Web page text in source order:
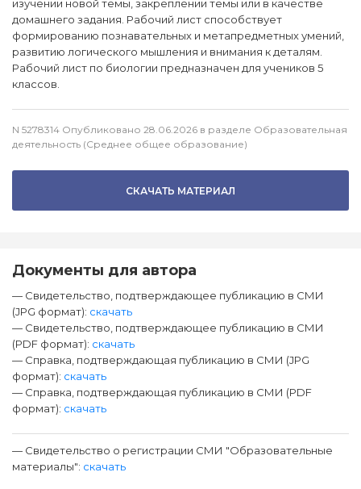
изучении новой темы, закреплении темы или в качестве
домашнего задания. Рабочий лист способствует
формированию познавательных и метапредметных умений,
развитию логического мышления и внимания к деталям.
Рабочий лист по биологии предназначен для учеников 5
классов.
N 5278314 Опубликовано 28.06.2026 в разделе Образовательная
деятельность (Среднее общее образование)
СКАЧАТЬ МАТЕРИАЛ
Документы для автора
— Свидетельство, подтверждающее публикацию в СМИ
(JPG формат): скачать
— Свидетельство, подтверждающее публикацию в СМИ
(PDF формат): скачать
— Справка, подтверждающая публикацию в СМИ (JPG
формат): скачать
— Справка, подтверждающая публикацию в СМИ (PDF
формат): скачать
— Свидетельство о регистрации СМИ "Образовательные
материалы": скачать